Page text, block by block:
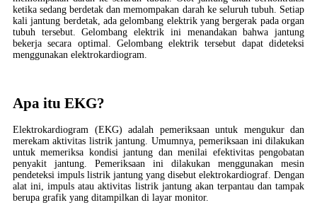
ketika sedang berdetak dan memompakan darah ke seluruh tubuh. Setiap
kali jantung berdetak, ada gelombang elektrik yang bergerak pada organ
tubuh tersebut. Gelombang elektrik ini menandakan bahwa jantung
bekerja secara optimal. Gelombang elektrik tersebut dapat dideteksi
menggunakan elektrokardiogram.
Apa itu EKG?
Elektrokardiogram (EKG) adalah pemeriksaan untuk mengukur dan
merekam aktivitas listrik jantung. Umumnya, pemeriksaan ini dilakukan
untuk memeriksa kondisi jantung dan menilai efektivitas pengobatan
penyakit jantung. Pemeriksaan ini dilakukan menggunakan mesin
pendeteksi impuls listrik jantung yang disebut elektrokardiograf. Dengan
alat ini, impuls atau aktivitas listrik jantung akan terpantau dan tampak
berupa grafik yang ditampilkan di layar monitor.